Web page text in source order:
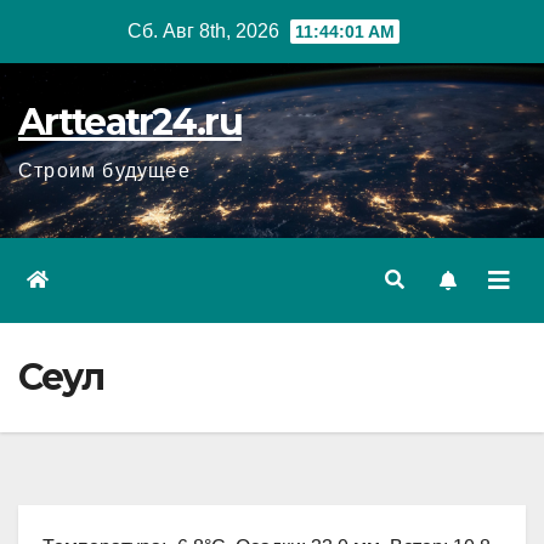
Сб. Авг 8th, 2026 11:44:02 AM
Artteatr24.ru
Строим будущее
Сеул